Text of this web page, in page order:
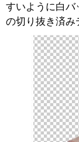
すいように白バ
の切り抜き済み